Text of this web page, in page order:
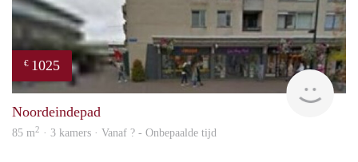
€ 1025
rent
Noordeindepad
85 m2 · 3 kamers · Vanaf ? - Onbepaalde tijd